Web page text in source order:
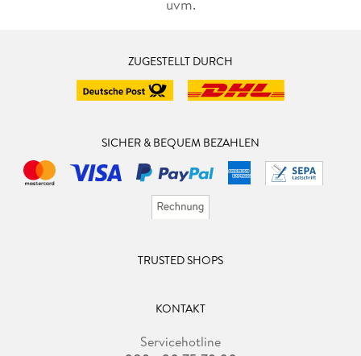
uvm.
ZUGESTELLT DURCH
SICHER & BEQUEM BEZAHLEN
TRUSTED SHOPS
KONTAKT
Servicehotline